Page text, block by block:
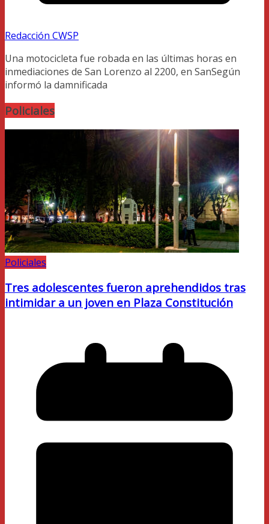
Redacción CWSP
Una motocicleta fue robada en las últimas horas en
inmediaciones de San Lorenzo al 2200, en SanSegún
informó la damnificada
Policiales
Policiales
Tres adolescentes fueron aprehendidos tras
intimidar a un joven en Plaza Constitución